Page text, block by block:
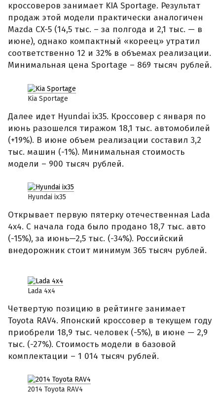
кроссоверов занимает KIA Sportage. Результат
продаж этой модели практически аналогичен
Mazda CX-5 (14,5 тыс. – за полгода и 2,1 тыс. — в
июне), однако компактный «кореец» утратил
соответственно 12 и 32% в объемах реализации.
Минимальная цена Sportage – 869 тысяч рублей.
Kia Sportage
Далее идет Hyundai ix35. Кроссовер с января по
июнь разошелся тиражом 18,1 тыс. автомобилей
(+19%). В июне объем реализации составил 3,2
тыс. машин (-1%). Минимальная стоимость
модели – 900 тысяч рублей.
Hyundai ix35
Открывает первую пятерку отечественная Lada
4x4. С начала года было продано 18,7 тыс. авто
(-15%), за июнь—2,5 тыс. (-34%). Российский
внедорожник стоит минимум 365 тысяч рублей.
Lada 4x4
Четвертую позицию в рейтинге занимает
Toyota RAV4. Японский кроссовер в текущем году
приобрели 18,9 тыс. человек (-5%), в июне — 2,9
тыс. (-27%). Стоимость модели в базовой
комплектации – 1 014 тысяч рублей.
2014 Toyota RAV4